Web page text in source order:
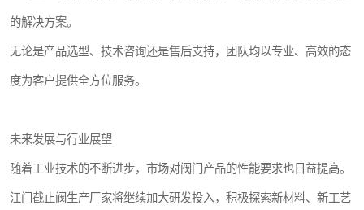
的解决方案。
无论是产品选型、技术咨询还是售后支持，团队均以专业、高效的态
度为客户提供全方位服务。
未来发展与行业展望
随着工业技术的不断进步，市场对阀门产品的性能要求也日益提高。
江门截止阀生产厂家将继续加大研发投入，积极探索新材料、新工艺